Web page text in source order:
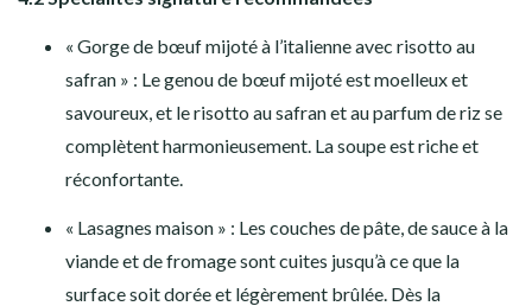
« Gorge de bœuf mijoté à l’italienne avec risotto au
safran » : Le genou de bœuf mijoté est moelleux et
savoureux, et le risotto au safran et au parfum de riz se
complètent harmonieusement. La soupe est riche et
réconfortante.
« Lasagnes maison » : Les couches de pâte, de sauce à la
viande et de fromage sont cuites jusqu’à ce que la
surface soit dorée et légèrement brûlée. Dès la